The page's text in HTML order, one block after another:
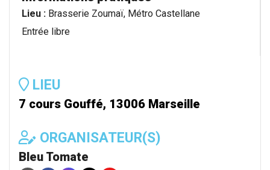
Lieu : Brasserie Zoumaï, Métro Castellane
Entrée libre
LIEU
7 cours Gouffé, 13006 Marseille
ORGANISATEUR(S)
Bleu Tomate